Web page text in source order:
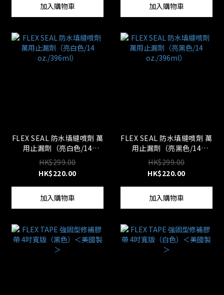
加入購物車 加入購物車
FLEX SEAL 防水填縫噴劑 萬
用止漏劑（亮白色/14
oz./396ml）
HK$299.00
HK$220.00
加入購物車
FLEX SEAL 防水填縫噴劑 萬
用止漏劑（亮黑色/14
oz./396ml）
HK$299.00
HK$220.00
加入購物車